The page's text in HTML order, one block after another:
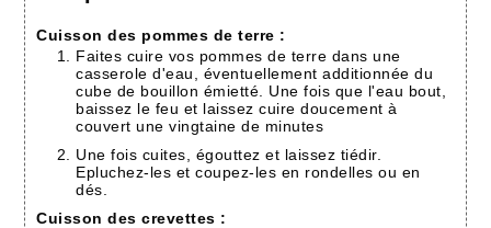
Cuisson des pommes de terre :
Faites cuire vos pommes de terre dans une
casserole d'eau, éventuellement additionnée du
cube de bouillon émietté. Une fois que l'eau bout,
baissez le feu et laissez cuire doucement à
couvert une vingtaine de minutes
Une fois cuites, égouttez et laissez tiédir.
Epluchez-les et coupez-les en rondelles ou en
dés.
Cuisson des crevettes :